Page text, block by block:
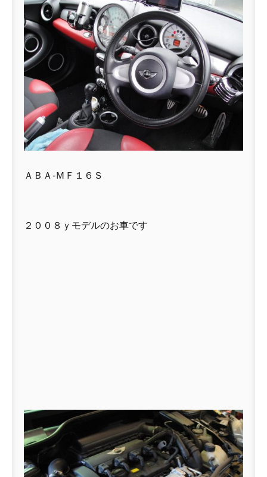
ＡＢＡ-ＭＦ１６Ｓ
２００８ｙモデルのお車です